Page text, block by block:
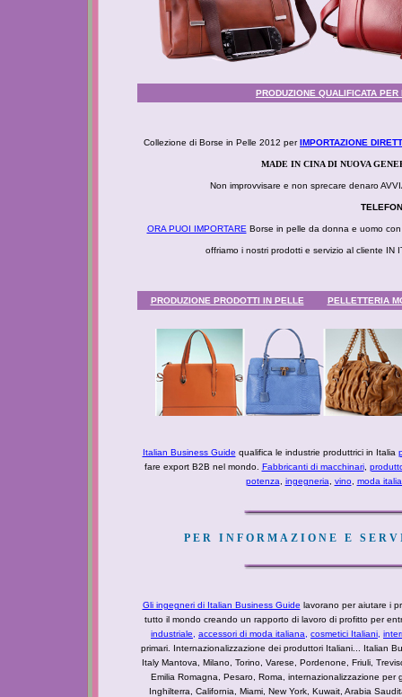
PRODUZIONE QUALIFICATA
Collezione di Borse in Pelle 2012 perIMPORTAZIONE
MADE IN CINA DI NUOVA
Non improvvisare e non sprecare denaro
ORA PUOI IMPORTARE Borse in pelle da donna e uomo
offriamo i nostri prodotti e servizio al cliente IN
PRODUZIONE PRODOTTI IN PELLE PELLETTERIA
Italian Business Guide qualifica le industrie produttrici in Italia
fare export B2B nel mondo. Fabbricanti di macchinari,
potenza
ingegneria vino, moda
PER INFORMAZIONE E
Gli ingegneri di Italian Business Guide lavorano per aiutare i
tutto il mondo creando un rapporto di lavoro di profitto per
industriale
accessori di moda italiana, cosmetici Italiani,
primari. Internazionalizzazione dei produttori Italiani... Italian
Italy Mantova, Milano, Torino, Varese, Pordenone, Friuli,
Emilia Romagna, Pesaro, Roma, internazionalizzazione
Inghilterra, California, Miami, New York, Kuwait, Arabia